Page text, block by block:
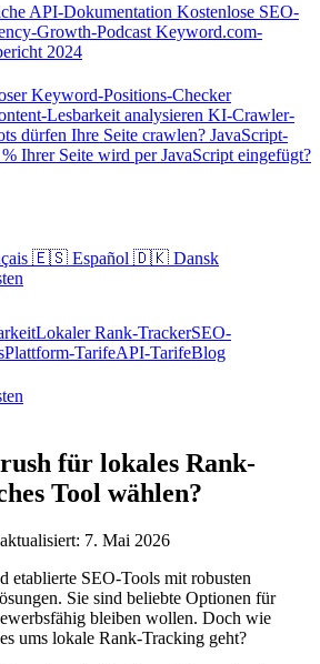
API-Dokumentation Kostenlose SEO-
Growth-Podcast Keyword.com-
2024
Keyword-Positions-Checker
Lesbarkeit analysieren KI-Crawler-
dürfen Ihre Seite crawlen? JavaScript-
Ihrer Seite wird per JavaScript eingefügt?
🇪🇸 Español 🇩🇰 Dansk
Lokaler Rank-TrackerSEO-
Plattform-TarifeAPI-TarifeBlog
für lokales Rank-
Tool wählen?
7. Mai 2026
etablierte SEO-Tools mit robusten
Sie sind beliebte Optionen für
bleiben wollen. Doch wie
ums lokale Rank-Tracking geht?